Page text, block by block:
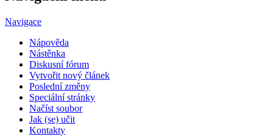
Navigace
Nápověda
Nástěnka
Diskusní fórum
Vytvořit nový článek
Poslední změny
Speciální stránky
Načíst soubor
Jak (se) učit
Kontakty